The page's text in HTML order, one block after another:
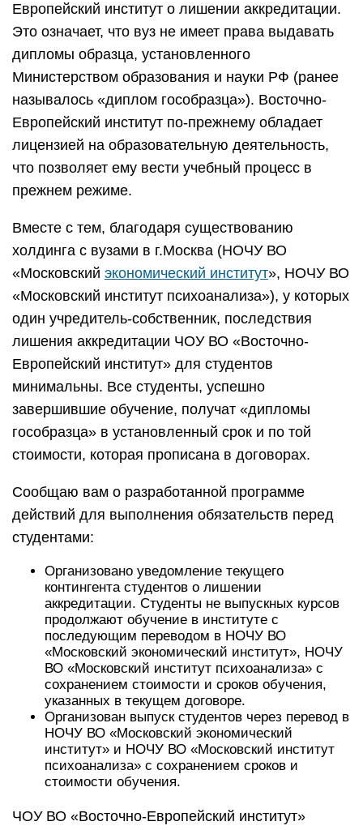
Европейский институт о лишении аккредитации.
Это означает, что вуз не имеет права выдавать
дипломы образца, установленного
Министерством образования и науки РФ (ранее
называлось «диплом гособразца»). Восточно-
Европейский институт по-прежнему обладает
лицензией на образовательную деятельность,
что позволяет ему вести учебный процесс в
прежнем режиме.
Вместе с тем, благодаря существованию
холдинга с вузами в г.Москва (НОЧУ ВО
«Московский экономический институт», НОЧУ ВО
«Московский институт психоанализа»), у которых
один учредитель-собственник, последствия
лишения аккредитации ЧОУ ВО «Восточно-
Европейский институт» для студентов
минимальны. Все студенты, успешно
завершившие обучение, получат «дипломы
гособразца» в установленный срок и по той
стоимости, которая прописана в договорах.
Сообщаю вам о разработанной программе
действий для выполнения обязательств перед
студентами:
Организовано уведомление текущего
контингента студентов о лишении
аккредитации. Студенты не выпускных курсов
продолжают обучение в институте с
последующим переводом в НОЧУ ВО
«Московский экономический институт», НОЧУ
ВО «Московский институт психоанализа» с
сохранением стоимости и сроков обучения,
указанных в текущем договоре.
Организован выпуск студентов через перевод в
НОЧУ ВО «Московский экономический
институт» и НОЧУ ВО «Московский институт
психоанализа» с сохранением сроков и
стоимости обучения.
ЧОУ ВО «Восточно-Европейский институт»